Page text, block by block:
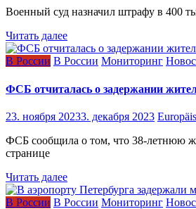
Военный суд назначил штрафу в 400
Читать далее
В России В России Мониторинг
ФСБ отчиталась о задержании
23. ноября 20233. декабря 2023
ФСБ сообщила о том, что 38-летнюю
странице
Читать далее
В России В России Мониторинг